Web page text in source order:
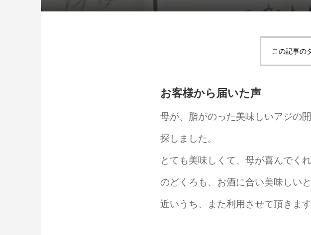
この記事の
お客様から届いた声
母が、脂がのった美味しいアジの
探しました。
とても美味しくて、母が喜んでくれ
のどくろも、お酒に合い美味しい
近いうち、また利用させて頂きます